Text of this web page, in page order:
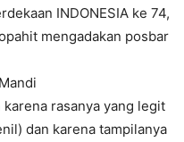
INDONESIA ke 74,
mengadakan posbar
rasanya yang legit
dan karena tampilanya